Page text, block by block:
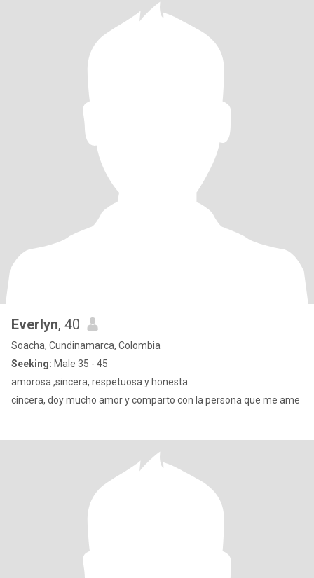
Everlyn, 40
Soacha, Cundinamarca, Colombia
Seeking: Male 35 - 45
amorosa ,sincera, respetuosa y honesta
cincera, doy mucho amor y comparto con la persona que me ame